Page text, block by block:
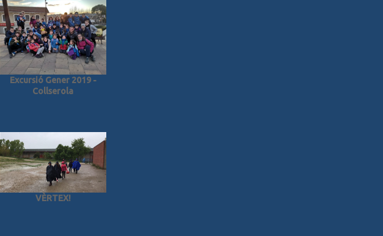
Excursió Gener 2019 -
Collserola
VÈRTEX!